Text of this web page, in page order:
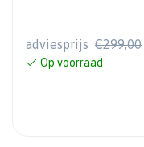
adviesprijs €299,00
Op voorraad